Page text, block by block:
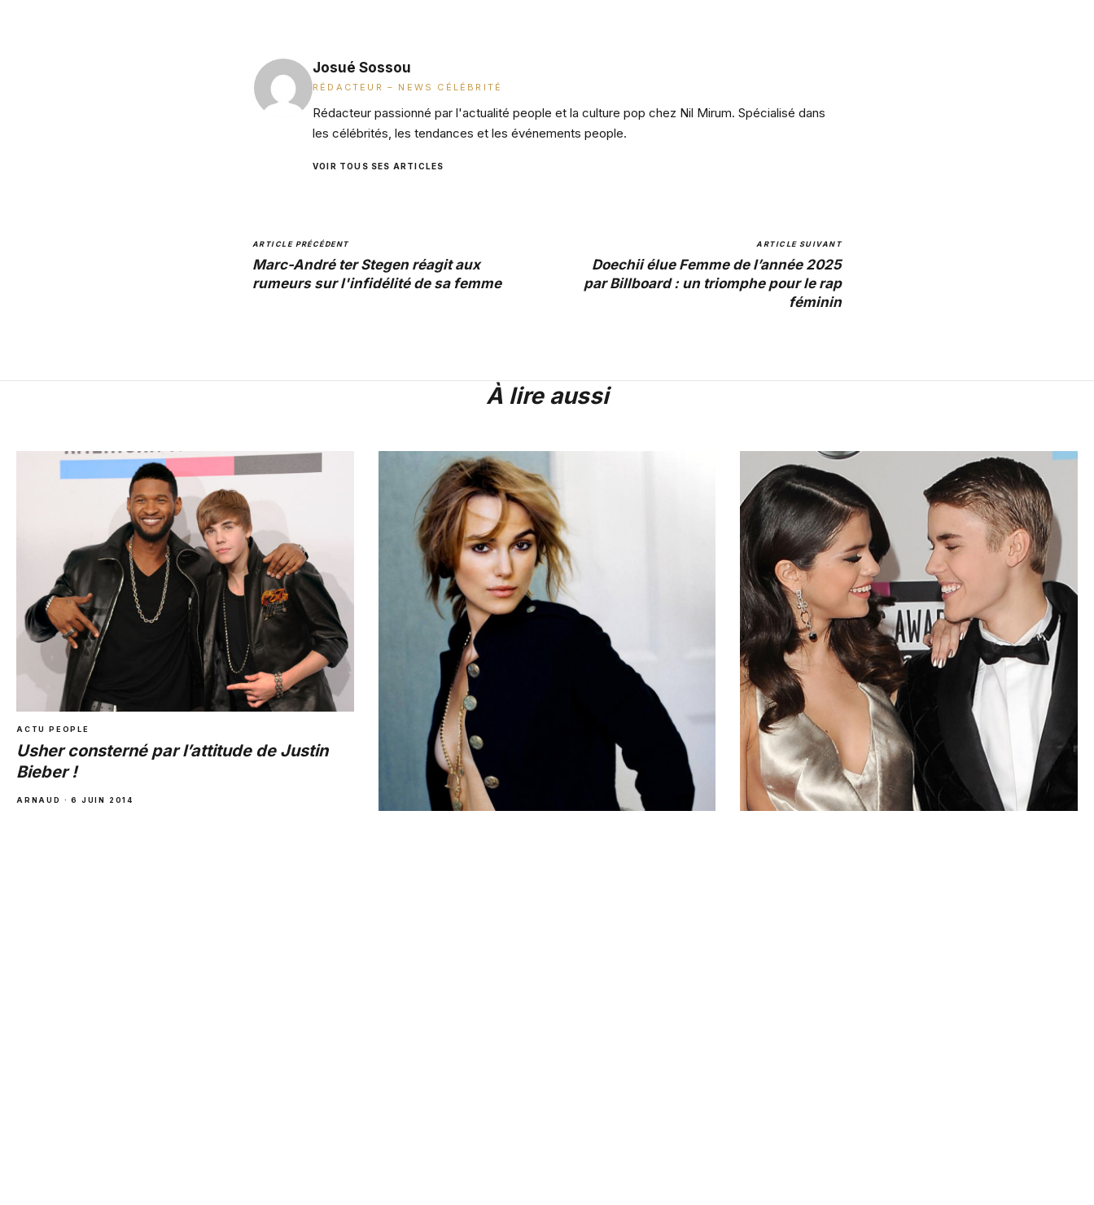
Josué Sossou
RÉDACTEUR – NEWS CÉLÉBRITÉ
Rédacteur passionné par l'actualité people et la culture pop chez Nil Mirum. Spécialisé dans
les célébrités, les tendances et les événements people.
VOIR TOUS SES ARTICLES
ARTICLE PRÉCÉDENT
Marc-André ter Stegen réagit aux
rumeurs sur l'infidélité de sa femme
ARTICLE SUIVANT
Doechii élue Femme de l’année 2025
par Billboard : un triomphe pour le rap
féminin
À lire aussi
ACTU PEOPLE
Usher consterné par l’attitude de Justin
Bieber !
ARNAUD · 6 JUIN 2014